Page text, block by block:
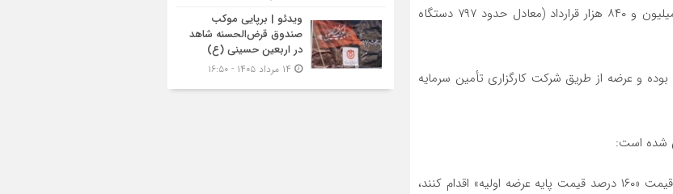
عرضه اولیه این اوراق در نمادهای «عدیزل۱» و «عدیزل۲»، به تعداد ۷ میلیون و ۸۴۰ هزار قرارداد (معادل حدود ۷۹۷ دستگاه
فورس بوده و عرضه از طریق شرکت کارگزاری تأمین سرمایه
۱. در صورتی که دارندگان اوراق نسبت به اعمال اختیار فروش خود با قیمت «۱۶۰ درصد قیمت پایه عرضه اولیه» اقدام کنند،
ویدئو | برپایی موکب
صندوق قرض‌الحسنه شاهد
در اربعین حسینی (ع)